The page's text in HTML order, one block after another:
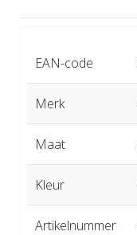
EAN-code
Merk
Maat
Kleur
Artikelnummer